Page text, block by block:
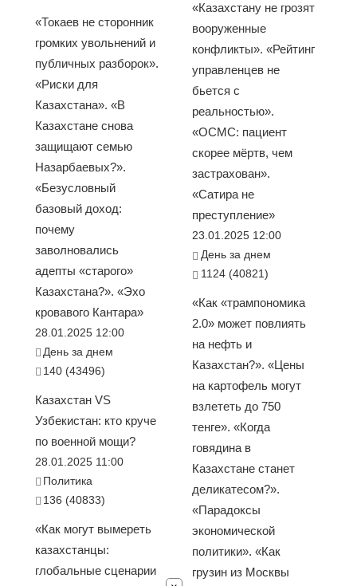
«Токаев не сторонник
громких увольнений и
публичных разборок».
«Риски для
Казахстана». «В
Казахстане снова
защищают семью
Назарбаевых?».
«Безусловный
базовый доход:
почему
заволновались
адепты «старого»
Казахстана?». «Эхо
кровавого Кантара»
28.01.2025 12:00
День за днем
140 (43496)
Казахстан VS
Узбекистан: кто круче
по военной мощи?
28.01.2025 11:00
Политика
136 (40833)
«Как могут вымереть
казахстанцы:
глобальные сценарии
«Казахстану не грозят
вооруженные
конфликты». «Рейтинг
управленцев не
бьется с
реальностью».
«ОСМС: пациент
скорее мёртв, чем
застрахован».
«Сатира не
преступление»
23.01.2025 12:00
День за днем
1124 (40821)
«Как «трампономика
2.0» может повлиять
на нефть и
Казахстан?». «Цены
на картофель могут
взлететь до 750
тенге». «Когда
говядина в
Казахстане станет
деликатесом?».
«Парадоксы
экономической
политики». «Как
грузин из Москвы